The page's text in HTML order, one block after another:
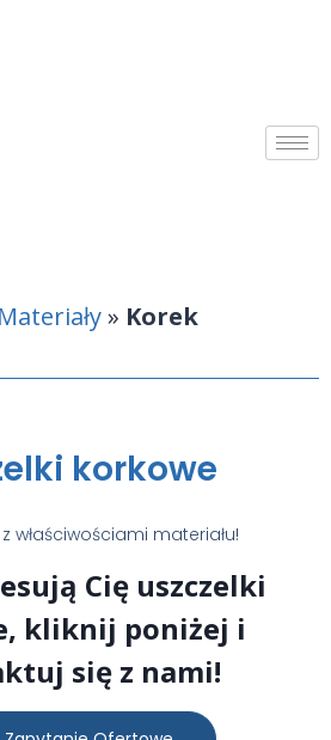
Materiały» Korek
korkowe
właściwościami materiału!
Cię uszczelki
kliknij poniżej i
się z nami!